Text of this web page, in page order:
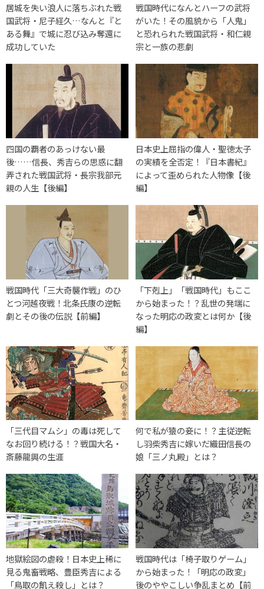
居城を失い浪人に落ちぶれた戦
国武将・尼子経久…なんと『と
ある舞』で城に忍び込み奪還に
成功していた
戦国時代になんとハーフの武将
がいた！その風貌から「人鬼」
と恐れられた戦国武将・和仁親
宗と一族の悲劇
四国の覇者のあっけない最
後……信長、秀吉らの思惑に翻
弄された戦国武将・長宗我部元
親の人生【後編】
日本史上屈指の偉人・聖徳太子
の実績を全否定！『日本書紀』
によって歪められた人物像【後
編】
戦国時代「三大奇襲作戦」のひ
とつ河越夜戦！北条氏康の逆転
劇とその後の伝説【前編】
「下剋上」「戦国時代」もここ
から始まった！？乱世の発端に
なった明応の政変とは何か【後
編】
「三代目マムシ」の毒は死して
なお回り続ける！？戦国大名・
斎藤龍興の生涯
何で私が猿の妾に！？主従逆転
し羽柴秀吉に嫁いだ織田信長の
娘「三ノ丸殿」とは？
地獄絵図の虐殺！日本史上稀に
見る鬼畜戦略、豊臣秀吉による
「鳥取の飢え殺し」とは？
戦国時代は「椅子取りゲーム」
から始まった！「明応の政変」
後のややこしい争乱まとめ【前